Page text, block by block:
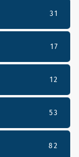
31
17
12
53
82